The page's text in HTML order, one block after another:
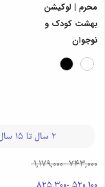
محرم | لوکیشن
بهشت کودک و
نوجوان
2 سال تا 15 سال
743,000
-
1,179,000